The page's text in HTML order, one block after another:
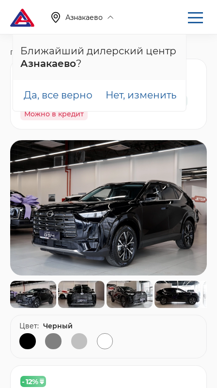
Азнакаево
Ближайший дилерский центр
Азнакаево?
Да, все верно Нет, изменить
Главная Каталог Новые автомобили GS4
В наличии Спецпредложение
Гарантия
Можно в кредит
- 12%
Цвет: Черный